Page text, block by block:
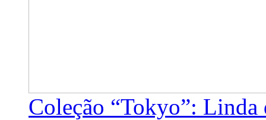
Coleção “Tokyo”: